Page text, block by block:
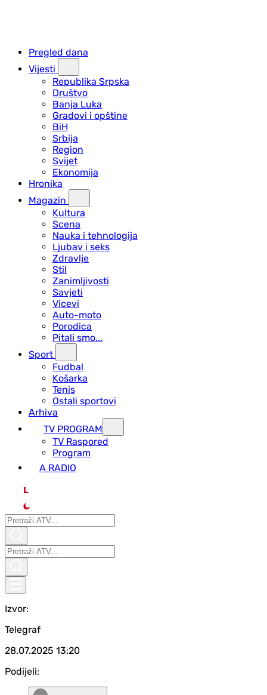
Pregled dana
Vijesti
Republika Srpska
Društvo
Banja Luka
Gradovi i opštine
BiH
Srbija
Region
Svijet
Ekonomija
Hronika
Magazin
Kultura
Scena
Nauka i tehnologija
Ljubav i seks
Zdravlje
Stil
Zanimljivosti
Savjeti
Vicevi
Auto-moto
Porodica
Pitali smo...
Sport
Fudbal
Košarka
Tenis
Ostali sportovi
Arhiva
TV PROGRAM
ТV Raspored
Program
A RADIO
L
Izvor:
Telegraf
28.07.2025 13:20
Podijeli: